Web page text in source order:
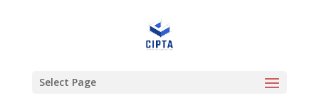
Select Page